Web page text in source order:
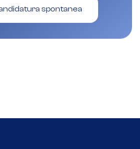
spontanea